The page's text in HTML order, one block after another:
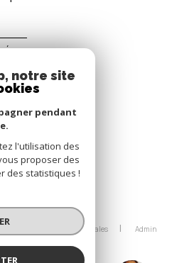
droits réservés
Mentions légales
Admin
notre site
pendant
l'utilisation des
proposer des
des statistiques !